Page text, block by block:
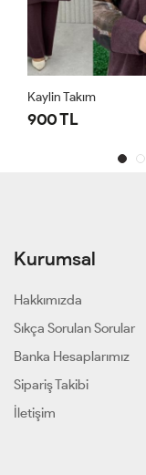
Kaylin Takım
900 TL
Kurumsal
Hakkımızda
Sıkça Sorulan Sorular
Banka Hesaplarımız
Sipariş Takibi
İletişim